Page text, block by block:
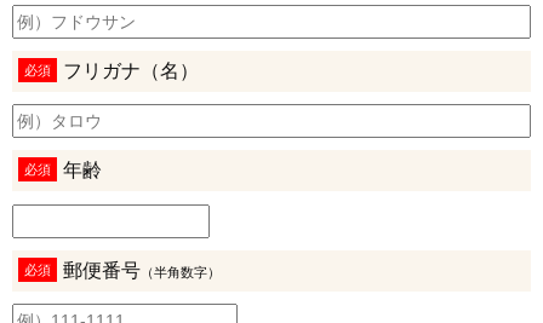
必須 フリガナ（名）
必須 年齢
必須 郵便番号 （半角数字）